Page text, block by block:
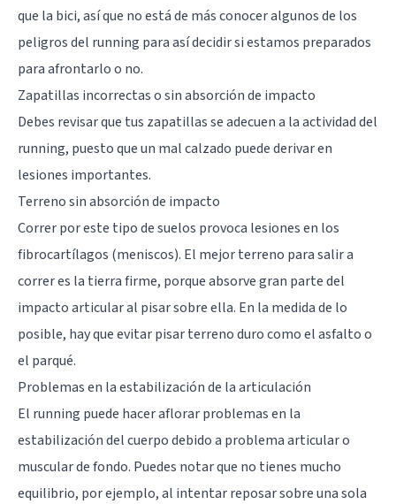
que la bici, así que no está de más conocer algunos de los
peligros del running para así decidir si estamos preparados
para afrontarlo o no.
Zapatillas incorrectas o sin absorción de impacto
Debes revisar que tus zapatillas se adecuen a la actividad del
running, puesto que un mal calzado puede derivar en
lesiones importantes.
Terreno sin absorción de impacto
Correr por este tipo de suelos provoca lesiones en los
fibrocartílagos (meniscos). El mejor terreno para salir a
correr es la tierra firme, porque absorve gran parte del
impacto articular al pisar sobre ella. En la medida de lo
posible, hay que evitar pisar terreno duro como el asfalto o
el parqué.
Problemas en la estabilización de la articulación
El running puede hacer aflorar problemas en la
estabilización del cuerpo debido a problema articular o
muscular de fondo. Puedes notar que no tienes mucho
equilibrio, por ejemplo, al intentar reposar sobre una sola